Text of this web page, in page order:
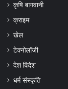
कृषि बागवानी
क्राइम
खेल
टेक्नोलॉजी
देश विदेश
धर्म संस्कृति